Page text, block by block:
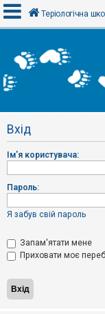
х
і
Р
є
т
р
а
і
Т
м
и
б
Теріологічна
Вхід
Ім'я користувача:
Пароль:
Я забув свій пароль
Запам'ятати мене
Приховати моє